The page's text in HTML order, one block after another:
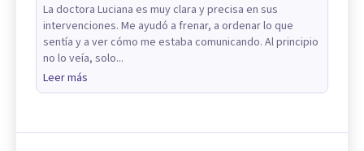
La doctora Luciana es muy clara y precisa en sus
intervenciones. Me ayudó a frenar, a ordenar lo que
sentía y a ver cómo me estaba comunicando. Al principio
no lo veía, solo...
Leer más